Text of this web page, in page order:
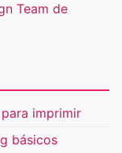
Team de
imprimir
básicos